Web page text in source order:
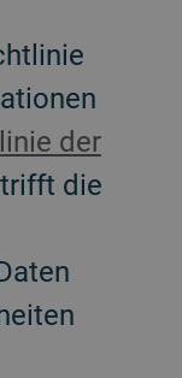
der
die